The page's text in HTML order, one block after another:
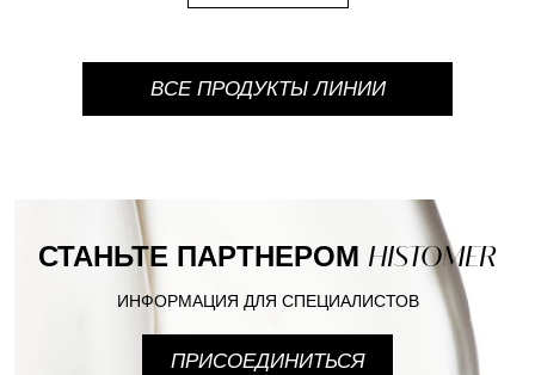
ВСЕ ПРОДУКТЫ ЛИНИИ
СТАНЬТЕ ПАРТНЕРОМ HISTOMER
ИНФОРМАЦИЯ ДЛЯ СПЕЦИАЛИСТОВ
ПРИСОЕДИНИТЬСЯ